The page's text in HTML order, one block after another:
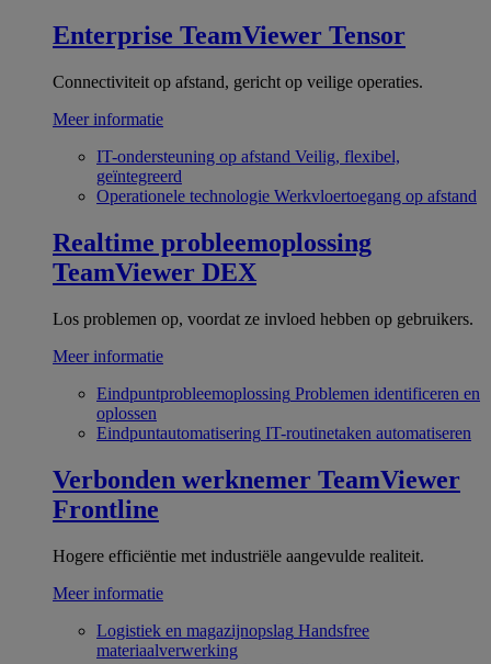
Enterprise TeamViewer Tensor
Connectiviteit op afstand, gericht op veilige operaties.
Meer informatie
IT-ondersteuning op afstand Veilig, flexibel,
geïntegreerd
Operationele technologie Werkvloertoegang op afstand
Realtime probleemoplossing
TeamViewer DEX
Los problemen op, voordat ze invloed hebben op gebruikers.
Meer informatie
Eindpuntprobleemoplossing Problemen identificeren en
oplossen
Eindpuntautomatisering IT-routinetaken automatiseren
Verbonden werknemer TeamViewer
Frontline
Hogere efficiëntie met industriële aangevulde realiteit.
Meer informatie
Logistiek en magazijnopslag Handsfree
materiaalverwerking